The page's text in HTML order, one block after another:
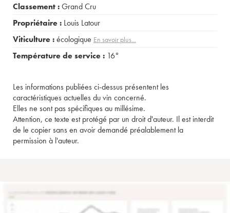
Classement :Grand Cru
Propriétaire : Louis Latour
Viticulture :écologique En savoir plus...
Température de service : 16°
Les informations publiées ci-dessus présentent les
caractéristiques actuelles du vin concerné.
Elles ne sont pas spécifiques au millésime.
Attention, ce texte est protégé par un droit d'auteur. Il est interdit
de le copier sans en avoir demandé préalablement la
permission à l'auteur.